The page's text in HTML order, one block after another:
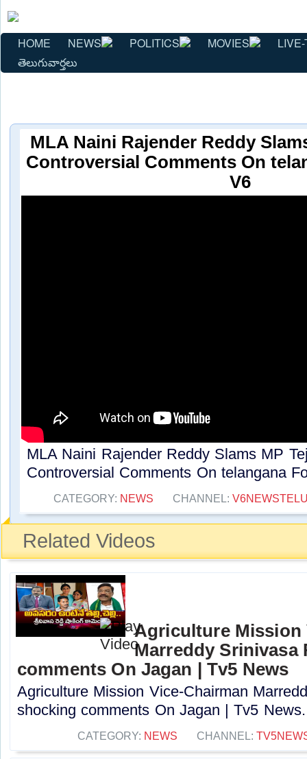
HOME NEWS POLITICS MOVIES
తెలుగువార్తలు
MLA Naini Rajender Reddy
Controversial Comments On
V6
MLA Naini Rajender Reddy Slams MP
Controversial Comments On telangana
CATEGORY: NEWS CHANNEL:
Related Videos
Agriculture Mission
Marreddy Srinivasa
comments On Jagan | Tv5 News
Agriculture Mission Vice-Chairman
shocking comments On Jagan | Tv5
CATEGORY: NEWS CHANNEL: